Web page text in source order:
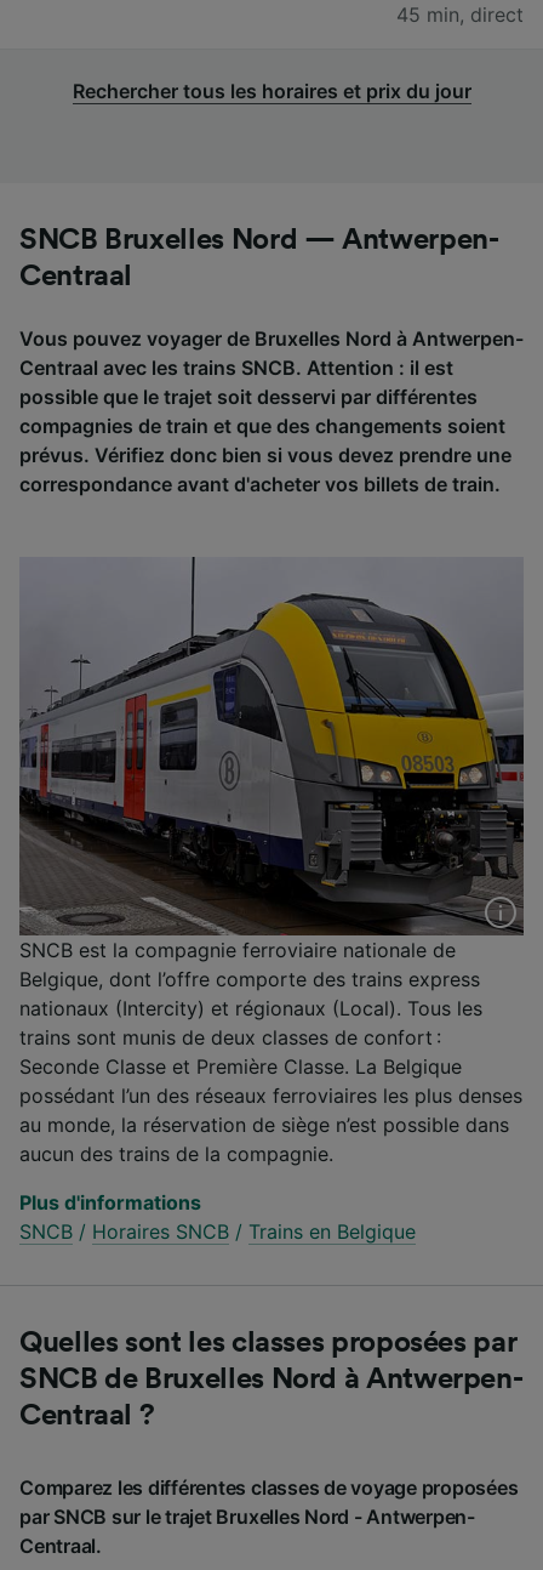
45 min, direct
Rechercher tous les horaires et prix du jour
SNCB Bruxelles Nord — Antwerpen-
Centraal
Vous pouvez voyager de Bruxelles Nord à Antwerpen-
Centraal avec les trains SNCB. Attention : il est
possible que le trajet soit desservi par différentes
compagnies de train et que des changements soient
prévus. Vérifiez donc bien si vous devez prendre une
correspondance avant d'acheter vos billets de train.
SNCB est la compagnie ferroviaire nationale de
Belgique, dont l’offre comporte des trains express
nationaux (Intercity) et régionaux (Local). Tous les
trains sont munis de deux classes de confort :
Seconde Classe et Première Classe. La Belgique
possédant l’un des réseaux ferroviaires les plus denses
au monde, la réservation de siège n’est possible dans
aucun des trains de la compagnie.
Plus d'informations
SNCB / Horaires SNCB / Trains en Belgique
Quelles sont les classes proposées par
SNCB de Bruxelles Nord à Antwerpen-
Centraal ?
Comparez les différentes classes de voyage proposées
par SNCB sur le trajet Bruxelles Nord - Antwerpen-
Centraal.